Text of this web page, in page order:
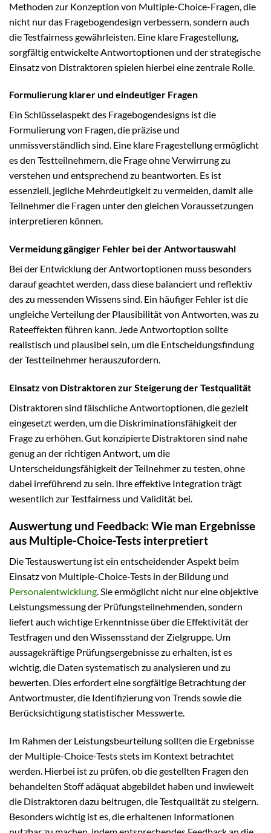
Methoden zur Konzeption von Multiple-Choice-Fragen, die
nicht nur das Fragebogendesign verbessern, sondern auch
die Testfairness gewährleisten. Eine klare Fragestellung,
sorgfältig entwickelte Antwortoptionen und der strategische
Einsatz von Distraktoren spielen hierbei eine zentrale Rolle.
Formulierung klarer und eindeutiger Fragen
Ein Schlüsselaspekt des Fragebogendesigns ist die
Formulierung von Fragen, die präzise und
unmissverständlich sind. Eine klare Fragestellung ermöglicht
es den Testteilnehmern, die Frage ohne Verwirrung zu
verstehen und entsprechend zu beantworten. Es ist
essenziell, jegliche Mehrdeutigkeit zu vermeiden, damit alle
Teilnehmer die Fragen unter den gleichen Voraussetzungen
interpretieren können.
Vermeidung gängiger Fehler bei der Antwortauswahl
Bei der Entwicklung der Antwortoptionen muss besonders
darauf geachtet werden, dass diese balanciert und reflektiv
des zu messenden Wissens sind. Ein häufiger Fehler ist die
ungleiche Verteilung der Plausibilität von Antworten, was zu
Rateeffekten führen kann. Jede Antwortoption sollte
realistisch und plausibel sein, um die Entscheidungsfindung
der Testteilnehmer herauszufordern.
Einsatz von Distraktoren zur Steigerung der Testqualität
Distraktoren sind fälschliche Antwortoptionen, die gezielt
eingesetzt werden, um die Diskriminationsfähigkeit der
Frage zu erhöhen. Gut konzipierte Distraktoren sind nahe
genug an der richtigen Antwort, um die
Unterscheidungsfähigkeit der Teilnehmer zu testen, ohne
dabei irreführend zu sein. Ihre effektive Integration trägt
wesentlich zur Testfairness und Validität bei.
Auswertung und Feedback: Wie man Ergebnisse
aus Multiple-Choice-Tests interpretiert
Die Testauswertung ist ein entscheidender Aspekt beim
Einsatz von Multiple-Choice-Tests in der Bildung und
Personalentwicklung. Sie ermöglicht nicht nur eine objektive
Leistungsmessung der Prüfungsteilnehmenden, sondern
liefert auch wichtige Erkenntnisse über die Effektivität der
Testfragen und den Wissensstand der Zielgruppe. Um
aussagekräftige Prüfungsergebnisse zu erhalten, ist es
wichtig, die Daten systematisch zu analysieren und zu
bewerten. Dies erfordert eine sorgfältige Betrachtung der
Antwortmuster, die Identifizierung von Trends sowie die
Berücksichtigung statistischer Messwerte.
Im Rahmen der Leistungsbeurteilung sollten die Ergebnisse
der Multiple-Choice-Tests stets im Kontext betrachtet
werden. Hierbei ist zu prüfen, ob die gestellten Fragen den
behandelten Stoff adäquat abgebildet haben und inwieweit
die Distraktoren dazu beitrugen, die Testqualität zu steigern.
Besonders wichtig ist es, die erhaltenen Informationen